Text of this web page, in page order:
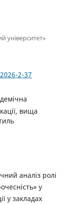
університет»
2-37
вища
аналіз ролі
у
у закладах